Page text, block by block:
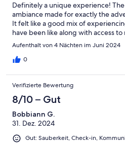
Definitely a unique experience!
ambiance made for exactly the
It felt like a good mix of
have been like along with access
Aufenthalt von 4 Nächten im Juni 2024
0
Verifizierte Bewertung
8/10 – Gut
Bobbiann G.
31. Dez. 2024
Gut: Sauberkeit, Check-in,